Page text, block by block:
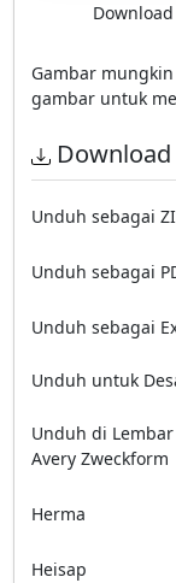
Gambar
gambar untuk
Download
Unduh sebagai
Unduh sebagai
Unduh sebagai
Unduh untuk
Unduh di Lembar
Avery Zweckform
Herma
Heisap